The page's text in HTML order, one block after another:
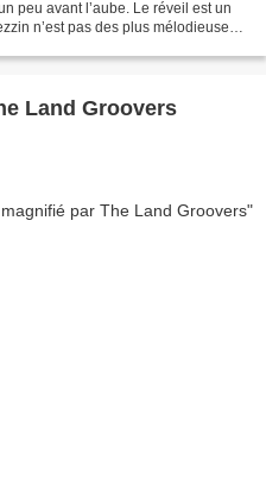
peu avant l’aube. Le réveil est un
n’est pas des plus mélodieuses.
Land Groovers